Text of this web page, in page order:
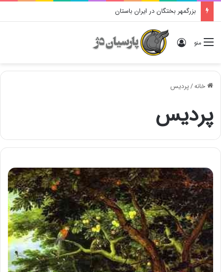
بزرگمهر بختگان در ایران باستان
منو ورود
خانه/پردیس
پردیس